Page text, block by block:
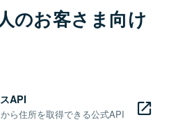
のお客さま向け
API
ら住所を取得できる公式API